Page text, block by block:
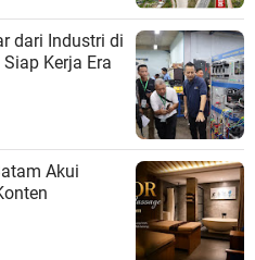
dari Industri di
Kerja Era
Akui